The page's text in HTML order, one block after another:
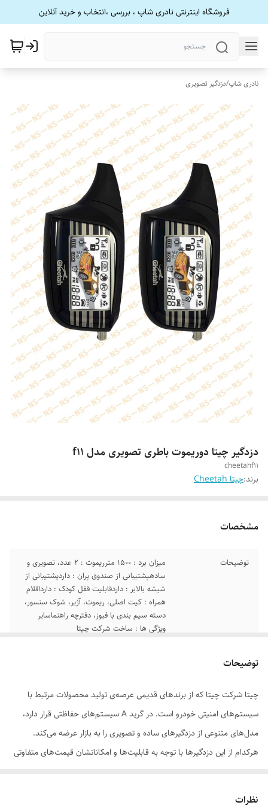
فروشگاه اینترنتی نادری شاپ ، بررسی ،انتخاب و خرید آنلاین
نادری شاپ/دزدگیر تصویری
دزدگیر چیتا دوریموت باطری تصویری مدل f11
cheetahf11
برند:چیتا Cheetah
مشخصات
توضیحات
میزان برد : 1500 مترریموت : 2 عدد، تصویری و
سادهپشتیبانی از صندوق پران : داردپشتیبانی از
شیشه بالابر : داردقابلیت قفل کودک : دارداقلام
همراه : کیت اصلی، ریموت، آژیر، شوک سنسور،
دسته سیم بندی با فیوز، دفترچه راهنماسایر
ویژگی ها : ساخت شرکت چیتا
توضیحات
چیتا شرکت چیتا که از برندهای قدیمی عرصه‌ی تولید محصولات مرتبط با
سیستم‌های امنیتی خودرو است. در گرید A سیستم‌های حفاظتی قرار دارد،
مدل‌های متنوعی از دزدگیرهای ساده و تصویری را به بازار عرضه می‌کند.
هرکدام از این دزدگیرها با توجه به قابلیت‌ها و امکاناتشان قیمت‌های متفاوتی
نظرات